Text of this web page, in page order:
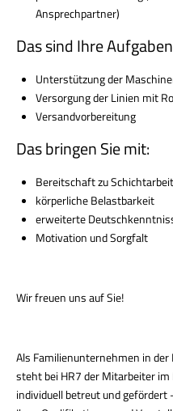
Ansprechpartner)
Das sind Ihre
Unterstützung der
Versorgung der Linien mit
Versandvorbereitung
Das bringen Sie mit:
Bereitschaft zu
körperliche Belastbarkeit
erweiterte
Motivation und Sorgfalt
Wir freuen uns auf Sie!
Als Familienunternehmen in
steht bei HR7 der Mitarbeiter
individuell betreut und